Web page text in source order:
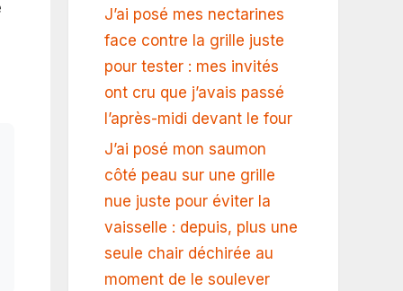
J’ai posé mes nectarines
face contre la grille juste
pour tester : mes invités
ont cru que j’avais passé
l’après-midi devant le four
J’ai posé mon saumon
côté peau sur une grille
nue juste pour éviter la
vaisselle : depuis, plus une
seule chair déchirée au
moment de le soulever